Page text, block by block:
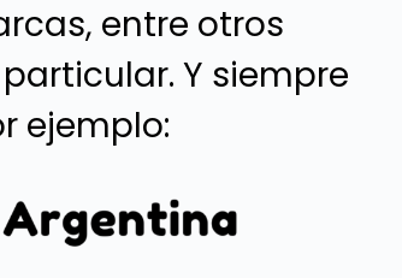
entre otros
Y siempre
ejemplo: